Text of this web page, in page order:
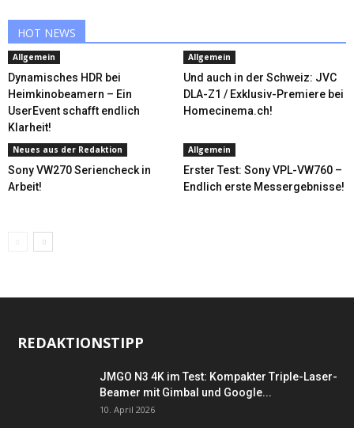
HOT NEWS
Allgemein
Dynamisches HDR bei
Heimkinobeamern – Ein
UserEvent schafft endlich
Klarheit!
Allgemein
Und auch in der Schweiz: JVC
DLA-Z1 / Exklusiv-Premiere bei
Homecinema.ch!
Neues aus der Redaktion
Sony VW270 Seriencheck in
Arbeit!
Allgemein
Erster Test: Sony VPL-VW760 –
Endlich erste Messergebnisse!
REDAKTIONSTIPP
JMGO N3 4K im Test: Kompakter Triple-Laser-
Beamer mit Gimbal und Google...
10. April 2026